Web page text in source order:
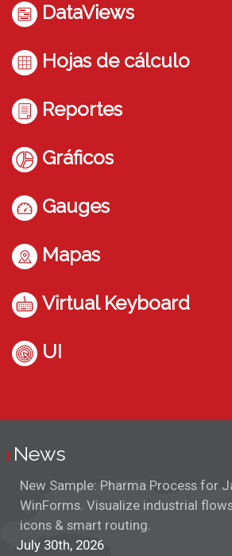
DataViews
Hojas de cálculo
Reportes
Gráficos
Gauges
Mapas
Virtual Keyboard
UI
News
New Sample: Pharma Process for
WinForms. Visualize industrial
icons & smart routing.
July 30th, 2026